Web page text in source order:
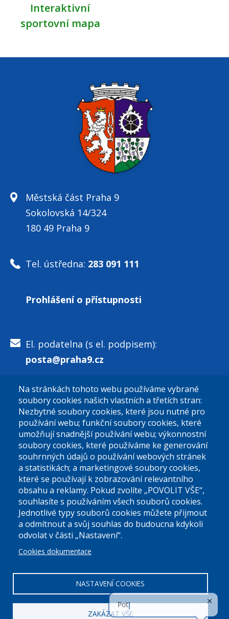
Interaktivní
sportovní mapa
Městská část Praha 9
Sokolovská 14/324
180 49 Praha 9
Tel. ústředna: 283 091 111
Prohlášení o přístupnosti
El. podatelna (s el. podpisem):
posta@praha9.cz
El. podatelna (bez el. podpisu):
podatelna@praha9.cz
Úřední dny:
Po a St: 08.00-12.00; 13.00-18.00
Úřední hodiny
00063894DIČ:CZ00063894
Na stránkách tohoto webu používáme vybrané
soubory cookies našich vlastních a třetích stran:
Nezbytné soubory cookies, které jsou nutné pro
používání webu; funkční soubory cookies, které
umožňují snadnější používání webu; výkonnostní
soubory cookies, které používáme ke generování
souhrnných údajů o používání webových stránek
a statistikách; a marketingové soubory cookies,
které se používají k zobrazování relevantního
obsahu a reklamy. Pokud zvolíte „POVOLIT VŠE“,
souhlasíte s používáním všech souborů cookies.
Jednotlivé typy souborů cookies můžete přijmout
a odmítnout a svůj souhlas do budoucna kdykoli
odvolat v části „Nastavení“.
Cookies dokumentace
NASTAVENÍ COOKIES
ZAKÁZAT VŠE